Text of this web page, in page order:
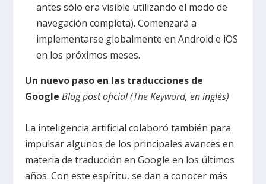
antes sólo era visible utilizando el modo de
navegación completa). Comenzará a
implementarse globalmente en Android e iOS
en los próximos meses.
Un nuevo paso en las traducciones de
Google Blog post oficial (The Keyword, en inglés)
La inteligencia artificial colaboró también para
impulsar algunos de los principales avances en
materia de traducción en Google en los últimos
años. Con este espíritu, se dan a conocer más